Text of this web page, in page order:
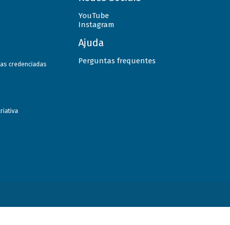
credenciadas
YouTube
Instagram
Ajuda
Perguntas frequentes